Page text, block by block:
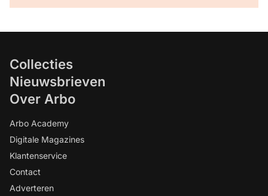
Collecties
Nieuwsbrieven
Over Arbo
Arbo Academy
Digitale Magazines
Klantenservice
Contact
Adverteren